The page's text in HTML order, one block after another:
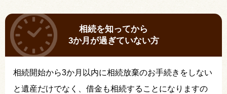
相続を知ってから
3か月が過ぎていない方
相続開始から3か月以内に相続放棄のお手続きをしない
と遺産だけでなく、借金も相続することになりますの